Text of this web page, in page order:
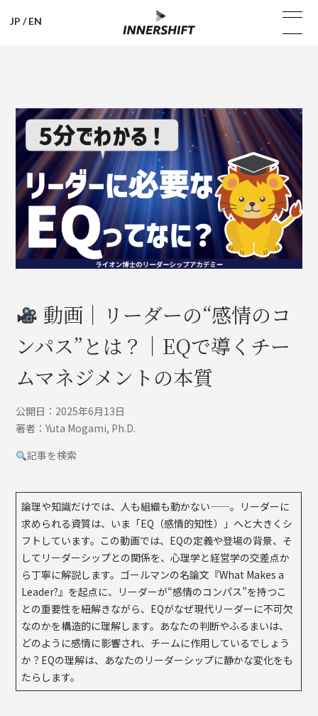
JP /EN
動画｜リーダーの“感情のコ
ンパス”とは？｜EQで導くチー
ムマネジメントの本質
公開日：2025年6月13日
著者：Yuta Mogami, Ph.D.
記事を検索
論理や知識だけでは、人も組織も動かない——。リーダーに
求められる資質は、いま「EQ（感情的知性）」へと大きくシ
フトしています。この動画では、EQの定義や登場の背景、そ
してリーダーシップとの関係を、心理学と経営学の交差点か
ら丁寧に解説します。ゴールマンの名論文『What Makes a
Leader?』を起点に、リーダーが“感情のコンパス”を持つこ
との重要性を紐解きながら、EQがなぜ現代リーダーに不可欠
なのかを構造的に理解します。あなたの判断やふるまいは、
どのように感情に影響され、チームに作用しているでしょう
か？EQの理解は、あなたのリーダーシップに静かな変化をも
たらします。